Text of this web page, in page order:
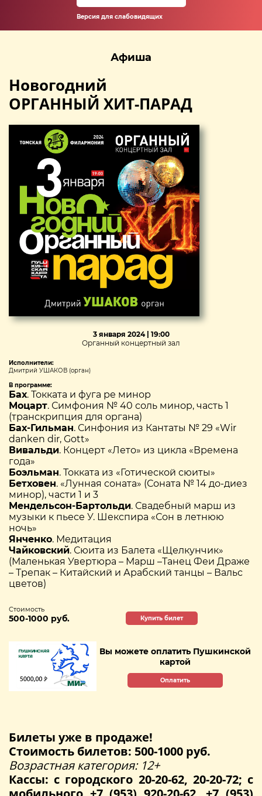
Версия для слабовидящих
Афиша
Новогодний
ОРГАННЫЙ ХИТ-ПАРАД
3 января 2024 | 19:00
Органный концертный зал
Исполнители:
Дмитрий УШАКОВ (орган)
В программе:
Бах. Токката и фуга ре минор
Моцарт. Симфония № 40 соль минор, часть 1
(транскрипция для органа)
Бах-Гильман. Синфония из Кантаты № 29 «Wir
danken dir, Gott»
Вивальди. Концерт «Лето» из цикла «Времена
года»
Боэльман. Токката из «Готической сюиты»
Бетховен. «Лунная соната» (Соната № 14 до-диез
минор), части 1 и 3
Мендельсон-Бартольди. Свадебный марш из
музыки к пьесе У. Шекспира «Сон в летнюю
ночь»
Янченко. Медитация
Чайковский. Сюита из Балета «Щелкунчик»
(Маленькая Увертюра – Марш –Танец Феи Драже
– Трепак – Китайский и Арабский танцы – Вальс
цветов)
Стоимость
500-1000 руб. Купить билет
Вы можете оплатить Пушкинской
картой
Оплатить
Билеты уже в продаже!
Стоимость билетов: 500-1000 руб.
Возрастная категория: 12+
Кассы: с городского 20-20-62, 20-20-72; с